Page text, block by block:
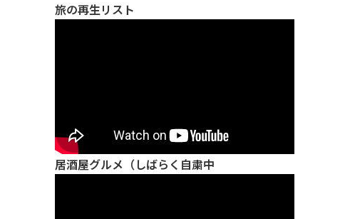
旅の再生リスト
居酒屋グルメ（しばらく自粛中